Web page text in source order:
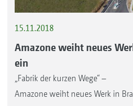
15.11.2018
Amazone weiht neues
ein
„Fabrik der kurzen Wege“ –
Amazone weiht neues Werk in